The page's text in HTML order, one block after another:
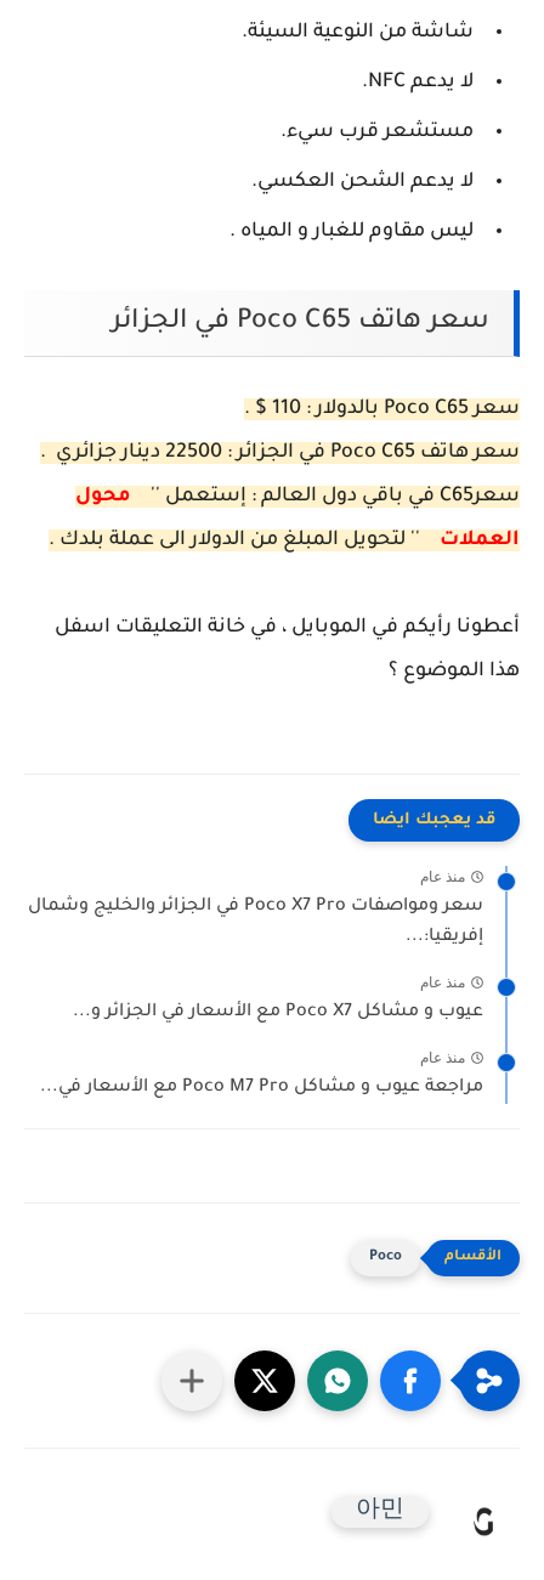
شاشة من النوعية السيئة.
لا يدعم NFC.
مستشعر قرب سيء.
لا يدعم الشحن العكسي.
ليس مقاوم للغبار و المياه .
سعر هاتف Poco C65 في الجزائر
سعر Poco C65 بالدولار : 110 $ .
سعر هاتف Poco C65 في الجزائر : 22500 دينار جزائري .
سعرC65 في باقي دول العالم : إستعمل ''
محول
العملات
'' لتحويل المبلغ من الدولار الى عملة بلدك .
أعطونا رأيكم في الموبايل ، في خانة التعليقات اسفل
هذا الموضوع ؟
قد يعجبك ايضا
منذ عام
سعر ومواصفات Poco X7 Pro في الجزائر والخليج وشمال
إفريقيا:...
منذ عام
عيوب و مشاكل Poco X7 مع الأسعار في الجزائر و...
منذ عام
مراجعة عيوب و مشاكل Poco M7 Pro مع الأسعار في...
Poco
아민